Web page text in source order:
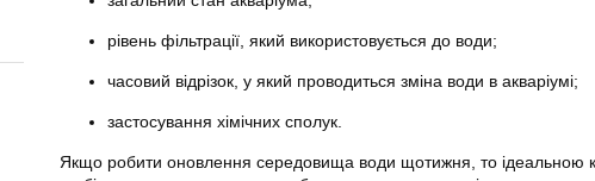
рівень фільтрації, який використовується до води;
часовий відрізок, у який проводиться зміна води в акваріумі;
застосування хімічних сполук.
Якщо робити оновлення середовища води щотижня, то ідеальною